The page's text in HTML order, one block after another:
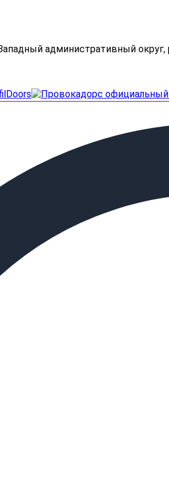
административный